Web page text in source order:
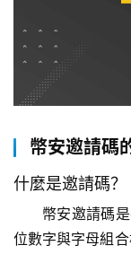
幣安邀請碼
什麼是邀請碼？
幣安邀請碼
位數字與字母組